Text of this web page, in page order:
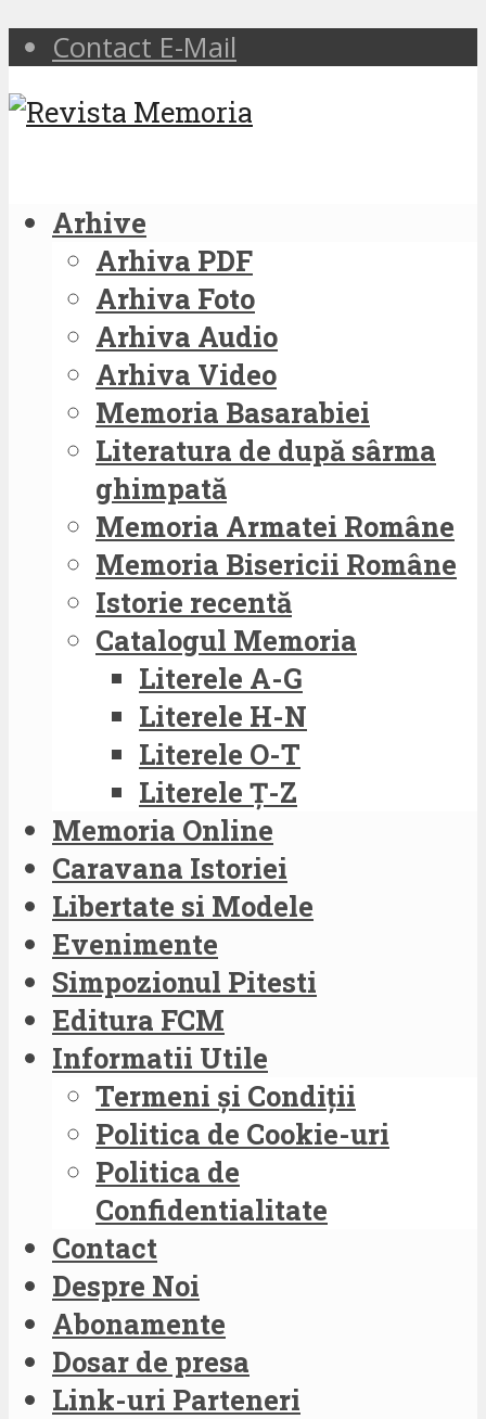
Contact E-Mail
Arhive
Arhiva PDF
Arhiva Foto
Arhiva Audio
Arhiva Video
Memoria Basarabiei
Literatura de după sârma
ghimpată
Memoria Armatei Române
Memoria Bisericii Române
Istorie recentă
Catalogul Memoria
Literele A-G
Literele H-N
Literele O-T
Literele Ț-Z
Memoria Online
Caravana Istoriei
Libertate si Modele
Evenimente
Simpozionul Pitesti
Editura FCM
Informatii Utile
Termeni și Condiții
Politica de Cookie-uri
Politica de
Confidentialitate
Contact
Despre Noi
Abonamente
Dosar de presa
Link-uri Parteneri